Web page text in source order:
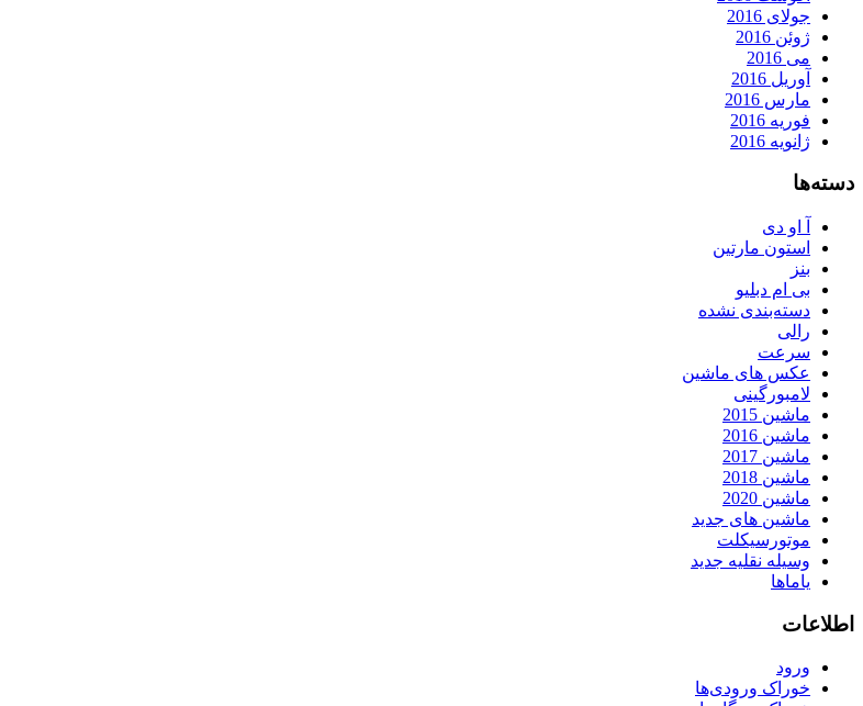
جولای 2016
ژوئن 2016
می 2016
آوریل 2016
مارس 2016
فوریه 2016
ژانویه 2016
دسته‌ها
آ او دی
استون مارتین
بنز
بی ام دبلیو
دسته‌بندی نشده
رالی
سرعت
عکس های ماشین
لامبورگینی
ماشین 2015
ماشین 2016
ماشین 2017
ماشین 2018
ماشین 2020
ماشین های جدید
موتورسیکلت
وسیله نقلیه جدید
یاماها
اطلاعات
ورود
خوراک ورودی‌ها